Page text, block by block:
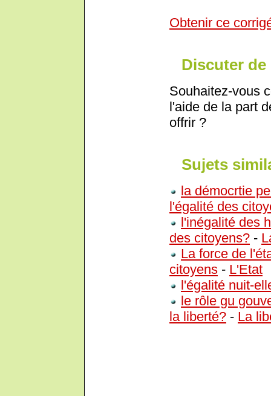
Obtenir ce
Discuter de
Souhaitez-vous
l'aide de la part
offrir ?
Sujets
la démocrtie
l'égalité des
l'inégalité des
des citoyens? -
La force de
citoyens - L'Etat
l'égalité nuit-
le rôle gu
la liberté? - La